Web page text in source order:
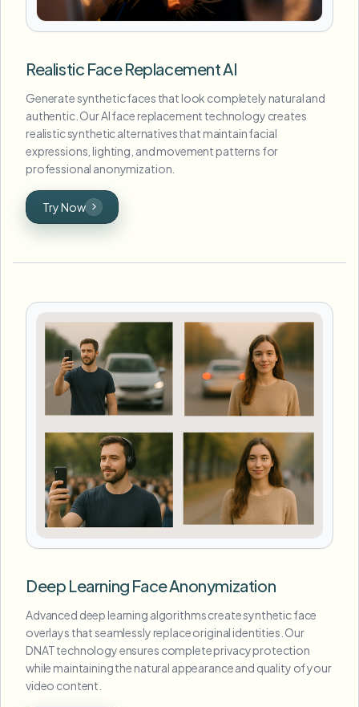
Realistic Face Replacement AI
Generate synthetic faces that look completely natural and
authentic. Our AI face replacement technology creates
realistic synthetic alternatives that maintain facial
expressions, lighting, and movement patterns for
professional anonymization.
Try Now
Deep Learning Face Anonymization
Advanced deep learning algorithms create synthetic face
overlays that seamlessly replace original identities. Our
DNAT technology ensures complete privacy protection
while maintaining the natural appearance and quality of your
video content.